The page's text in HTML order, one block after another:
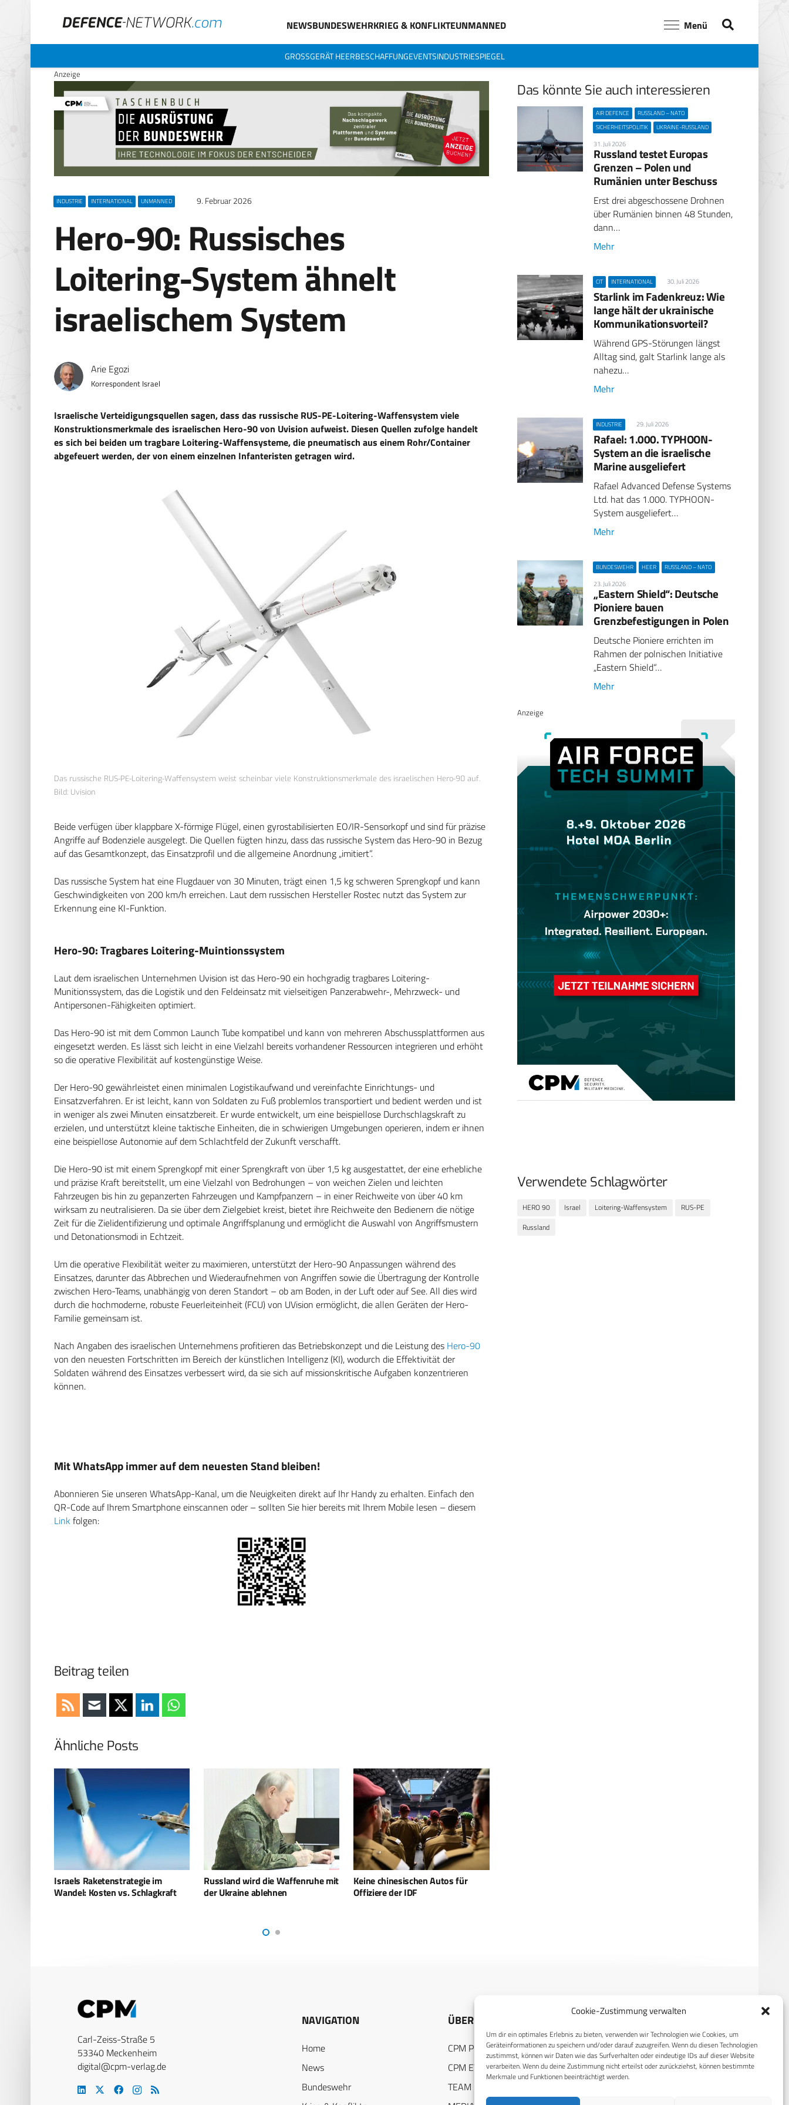
Cookie-Zustimmung verwalten
Um dir ein optimales Erlebnis zu bieten, verwenden wir Technologien wie Cookies, um
Geräteinformationen zu speichern und/oder darauf zuzugreifen. Wenn du diesen Technologien
zustimmst, können wir Daten wie das Surfverhalten oder eindeutige IDs auf dieser Website
verarbeiten. Wenn du deine Zustimmung nicht erteilst oder zurückziehst, können bestimmte
Merkmale und Funktionen beeinträchtigt werden.
NEWSBUNDESWEHRKRIEG & KONFLIKTEUNMANNED Menü
GROSSGERÄT HEERBESCHAFFUNGEVENTSINDUSTRIESPIEGEL
Anzeige
INDUSTRIE INTERNATIONAL UNMANNED 9. Februar 2026
Hero-90: Russisches
Loitering-System ähnelt
israelischem System
Arie Egozi
Korrespondent Israel
Israelische Verteidigungsquellen sagen, dass das russische RUS-PE-Loitering-Waffensystem viele
Konstruktionsmerkmale des israelischen Hero-90 von Uvision aufweist. Diesen Quellen zufolge handelt
es sich bei beiden um tragbare Loitering-Waffensysteme, die pneumatisch aus einem Rohr/Container
abgefeuert werden, der von einem einzelnen Infanteristen getragen wird.
Das russische RUS-PE-Loitering-Waffensystem weist scheinbar viele Konstruktionsmerkmale des israelischen Hero-90 auf.
Bild: Uvision
Beide verfügen über klappbare X-förmige Flügel, einen gyrostabilisierten EO/IR-Sensorkopf und sind für präzise
Angriffe auf Bodenziele ausgelegt. Die Quellen fügten hinzu, dass das russische System das Hero-90 in Bezug
auf das Gesamtkonzept, das Einsatzprofil und die allgemeine Anordnung „imitiert”.
Das russische System hat eine Flugdauer von 30 Minuten, trägt einen 1,5 kg schweren Sprengkopf und kann
Geschwindigkeiten von 200 km/h erreichen. Laut dem russischen Hersteller Rostec nutzt das System zur
Erkennung eine KI-Funktion.
Hero-90: Tragbares Loitering-Muintionssystem
Laut dem israelischen Unternehmen Uvision ist das Hero-90 ein hochgradig tragbares Loitering-
Munitionssystem, das die Logistik und den Feldeinsatz mit vielseitigen Panzerabwehr-, Mehrzweck- und
Antipersonen-Fähigkeiten optimiert.
Das Hero-90 ist mit dem Common Launch Tube kompatibel und kann von mehreren Abschussplattformen aus
eingesetzt werden. Es lässt sich leicht in eine Vielzahl bereits vorhandener Ressourcen integrieren und erhöht
so die operative Flexibilität auf kostengünstige Weise.
Der Hero-90 gewährleistet einen minimalen Logistikaufwand und vereinfachte Einrichtungs- und
Einsatzverfahren. Er ist leicht, kann von Soldaten zu Fuß problemlos transportiert und bedient werden und ist
in weniger als zwei Minuten einsatzbereit. Er wurde entwickelt, um eine beispiellose Durchschlagskraft zu
erzielen, und unterstützt kleine taktische Einheiten, die in schwierigen Umgebungen operieren, indem er ihnen
eine beispiellose Autonomie auf dem Schlachtfeld der Zukunft verschafft.
Die Hero-90 ist mit einem Sprengkopf mit einer Sprengkraft von über 1,5 kg ausgestattet, der eine erhebliche
und präzise Kraft bereitstellt, um eine Vielzahl von Bedrohungen – von weichen Zielen und leichten
Fahrzeugen bis hin zu gepanzerten Fahrzeugen und Kampfpanzern – in einer Reichweite von über 40 km
wirksam zu neutralisieren. Da sie über dem Zielgebiet kreist, bietet ihre Reichweite den Bedienern die nötige
Zeit für die Zielidentifizierung und optimale Angriffsplanung und ermöglicht die Auswahl von Angriffsmustern
und Detonationsmodi in Echtzeit.
Um die operative Flexibilität weiter zu maximieren, unterstützt der Hero-90 Anpassungen während des
Einsatzes, darunter das Abbrechen und Wiederaufnehmen von Angriffen sowie die Übertragung der Kontrolle
zwischen Hero-Teams, unabhängig von deren Standort – ob am Boden, in der Luft oder auf See. All dies wird
durch die hochmoderne, robuste Feuerleiteinheit (FCU) von UVision ermöglicht, die allen Geräten der Hero-
Familie gemeinsam ist.
Nach Angaben des israelischen Unternehmens profitieren das Betriebskonzept und die Leistung des Hero-90
von den neuesten Fortschritten im Bereich der künstlichen Intelligenz (KI), wodurch die Effektivität der
Soldaten während des Einsatzes verbessert wird, da sie sich auf missionskritische Aufgaben konzentrieren
können.
Mit WhatsApp immer auf dem neuesten Stand bleiben!
Abonnieren Sie unseren WhatsApp-Kanal, um die Neuigkeiten direkt auf Ihr Handy zu erhalten. Einfach den
QR-Code auf Ihrem Smartphone einscannen oder – sollten Sie hier bereits mit Ihrem Mobile lesen – diesem
Link folgen:
Beitrag teilen
Das könnte Sie auch interessieren
AIR DEFENCE
RUSSLAND – NATO
SICHERHEITSPOLITIK
UKRAINE-RUSSLAND
31. Juli 2026
Russland testet Europas
Grenzen – Polen und
Rumänien unter Beschuss
Erst drei abgeschossene Drohnen
über Rumänien binnen 48 Stunden,
dann…
Mehr
CIT INTERNATIONAL 30. Juli 2026
Starlink im Fadenkreuz: Wie
lange hält der ukrainische
Kommunikationsvorteil?
Während GPS-Störungen längst
Alltag sind, galt Starlink lange als
nahezu…
Mehr
INDUSTRIE 29. Juli 2026
Rafael: 1.000. TYPHOON-
System an die israelische
Marine ausgeliefert
Rafael Advanced Defense Systems
Ltd. hat das 1.000. TYPHOON-
System ausgeliefert…
Mehr
BUNDESWEHR HEER RUSSLAND – NATO
23. Juli 2026
„Eastern Shield“: Deutsche
Pioniere bauen
Grenzbefestigungen in Polen
Deutsche Pioniere errichten im
Rahmen der polnischen Initiative
„Eastern Shield“…
Mehr
Anzeige
Verwendete Schlagwörter
HERO 90 Israel Loitering-Waffensystem
RUS-PE
Russland
Ähnliche Posts
Russland wird die Waffenruhe mit
der Ukraine ablehnen
Keine chinesischen Autos für
Offiziere der IDF
Neue Sensoren für frühzeitige
Raketenstart-Erkennung
Carl-Zeiss-Straße 5
53340 Meckenheim
digital@cpm-verlag.de
NAVIGATION
Home
News
Bundeswehr
ÜBER UNS
CPM PUBLICATIONS
CPM EVENTS
TEAM
RECHTLICHES
Datenschutzerklärung
Cookie-Richtlinie (EU)